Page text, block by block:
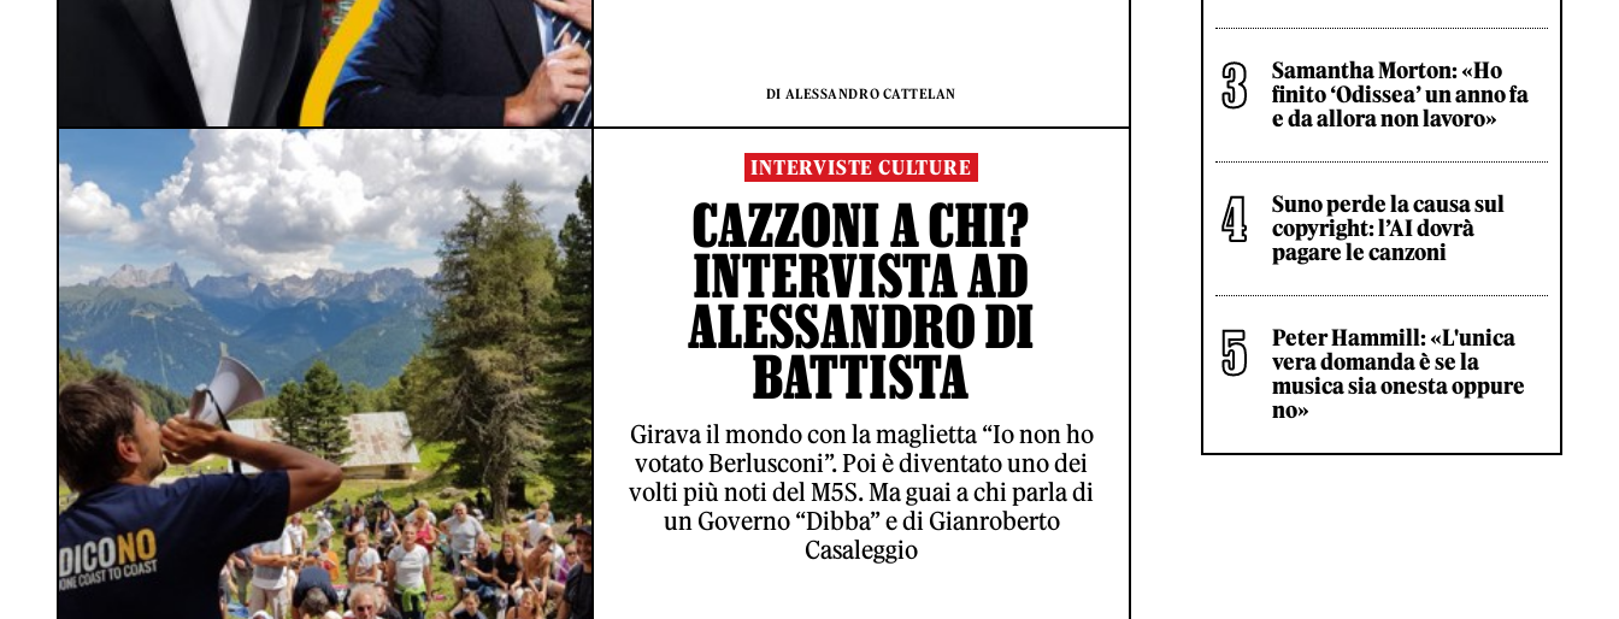
DI ALESSANDRO CATTELAN
INTERVISTE CULTURE
CAZZONI A CHI?
INTERVISTA AD
ALESSANDRO DI
BATTISTA
Girava il mondo con la maglietta “Io non ho
votato Berlusconi”. Poi è diventato uno dei
volti più noti del M5S. Ma guai a chi parla di
un Governo “Dibba” e di Gianroberto
Casaleggio
Samantha Morton: «Ho
finito ‘Odissea’ un anno fa
e da allora non lavoro»
Suno perde la causa sul
copyright: l’AI dovrà
pagare le canzoni
Peter Hammill: «L'unica
vera domanda è se la
musica sia onesta oppure
no»